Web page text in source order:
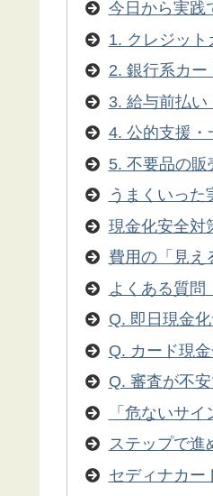
今日から実践
1. クレジッ
2. 銀行系カー
3. 給与前払い
4. 公的支援・
5. 不要品の
うまくいった
現金化安全対
費用の「見え
よくある質問
Q. 即日現金
Q. カード現
Q. 審査が不
「危ないサ
ステップで進
セディナカー